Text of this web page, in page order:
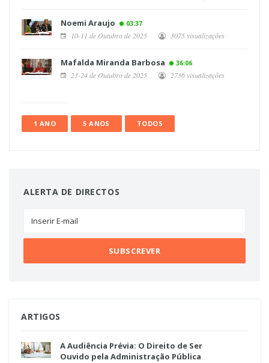
Noemi Araujo 03:37
10-11 de Outubro de 2025 3075 visualizações
Mafalda Miranda Barbosa 36:06
23-24 de Outubro de 2025 2736 visualizações
1 ANO 5 ANOS TODOS
ALERTA DE DIRECTOS
ARTIGOS
A Audiência Prévia: O Direito de Ser
Ouvido pela Administração Pública